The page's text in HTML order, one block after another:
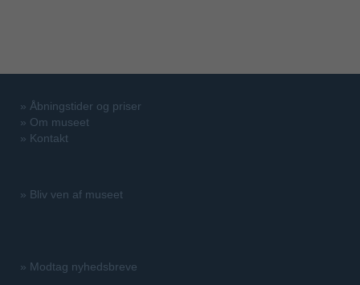
» Åbningstider og priser
» Om museet
» Kontakt
» Bliv ven af museet
» Modtag nyhedsbreve